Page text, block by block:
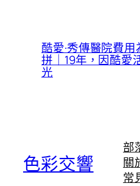
酷愛·秀傳醫院費
拼｜19年，因酷愛
光
色彩交響
部
關
常